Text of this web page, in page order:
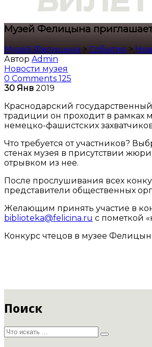
Музей Фелицына приглашает
Музей Фелицына > События >
Автор Admin
Новости музея
0 Comments 125
30 Янв 2019
Краснодарский
традиции он проходит в рамках
немецко-фашистских
Что требуется от участников?
стенах музея в присутствии
отрывком из нее.
После прослушивания всех
представители общественных
Желающим принять участие в
biblioteka@felicina.ru с пометкой
Конкурс чтецов в музее
Поиск